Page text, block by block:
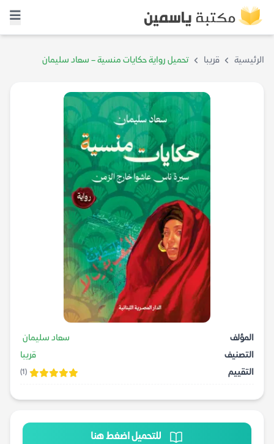
الرئيسية قريبا تحميل رواية حكايات منسية – سعاد سليمان
المؤلف
سعاد سليمان
التصنيف
قريبا
التقييم
(1)
للتحميل اضغط هنا